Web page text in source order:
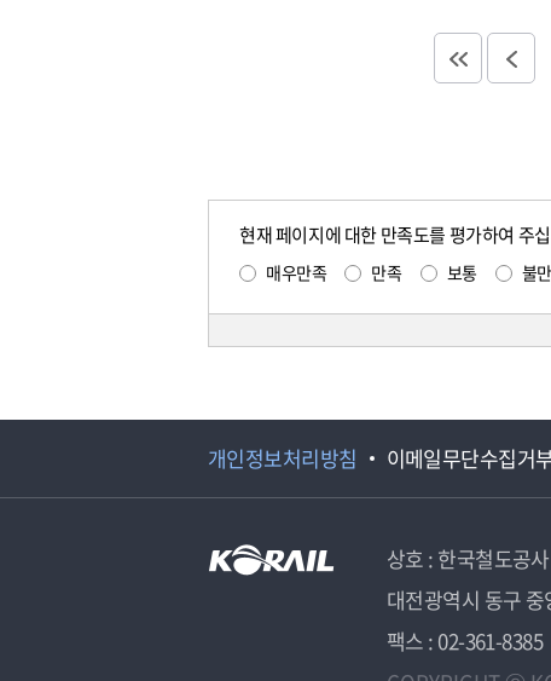
현재 페이지에 대한 만족도를 평가하여 주
매우만족 만족 보통 불
개인정보처리방침 이메일무단수집거
상호 : 한국철도공사
대전광역시 동구 중
팩스 : 02-361-8385